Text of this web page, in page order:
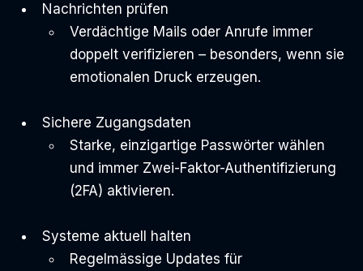
Nachrichten prüfen
Verdächtige Mails oder Anrufe immer
doppelt verifizieren – besonders, wenn sie
emotionalen Druck erzeugen.
Sichere Zugangsdaten
Starke, einzigartige Passwörter wählen
und immer Zwei-Faktor-Authentifizierung
(2FA) aktivieren.
Systeme aktuell halten
Regelmässige Updates für